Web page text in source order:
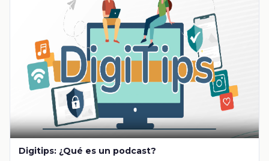
Digitips: ¿Qué es un podcast?